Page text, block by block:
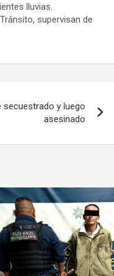
lluvias.
supervisan de
secuestrado y luego
asesinado